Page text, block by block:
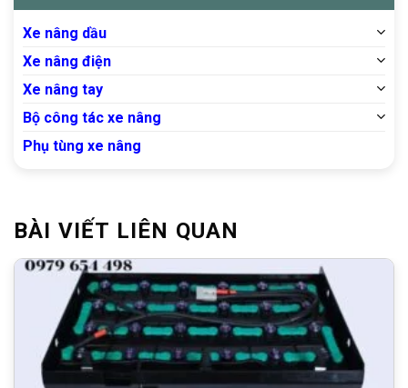
Xe nâng dầu
Xe nâng điện
Xe nâng tay
Bộ công tác xe nâng
Phụ tùng xe nâng
BÀI VIẾT LIÊN QUAN